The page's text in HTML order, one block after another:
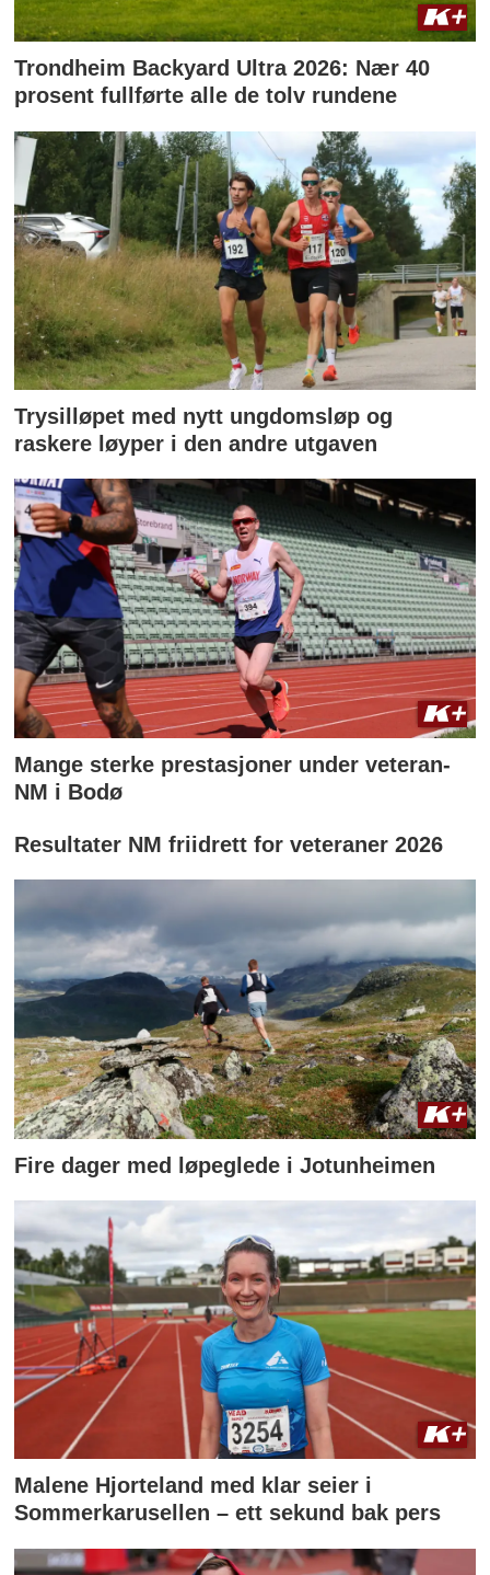
Trondheim Backyard Ultra 2026: Nær 40
prosent fullførte alle de tolv rundene
Trysilløpet med nytt ungdomsløp og
raskere løyper i den andre utgaven
Mange sterke prestasjoner under veteran-
NM i Bodø
Resultater NM friidrett for veteraner 2026
Fire dager med løpeglede i Jotunheimen
Malene Hjorteland med klar seier i
Sommerkarusellen – ett sekund bak pers